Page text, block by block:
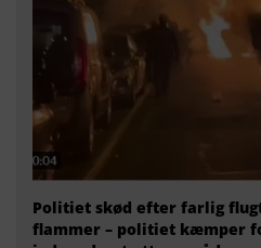
Politiet skød efter farlig
flammer – politiet kæmper